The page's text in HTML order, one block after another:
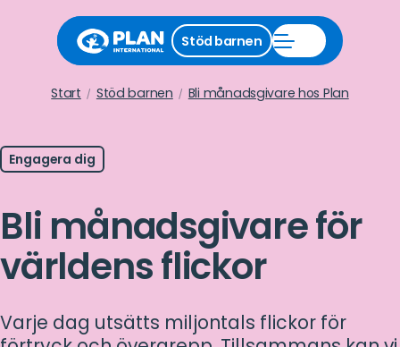
Start Stöd barnen Bli månadsgivare hos Plan
Stäng
stödmeny
Stöd barnen
Stöd
barnen
Öppna
meny
Engagera dig
Bli månadsgivare för
världens flickor
Varje dag utsätts miljontals flickor för